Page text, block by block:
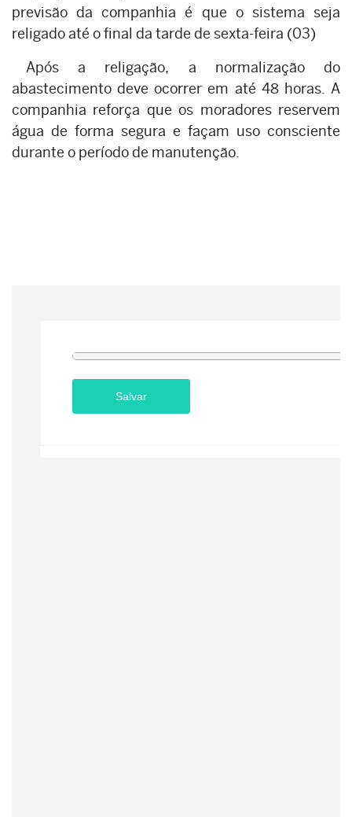
previsão da companhia é que o sistema seja
religado até o final da tarde de sexta-feira (03)
Após a religação, a normalização do
abastecimento deve ocorrer em até 48 horas. A
companhia reforça que os moradores reservem
água de forma segura e façam uso consciente
durante o período de manutenção.
Salvar